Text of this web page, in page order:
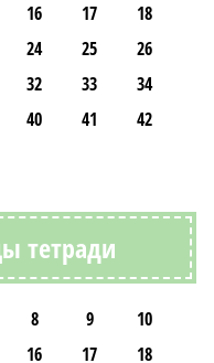
16 17
18
24 25
26
32 33
34
40 41
42
тетради
8 9
10
16 17 18